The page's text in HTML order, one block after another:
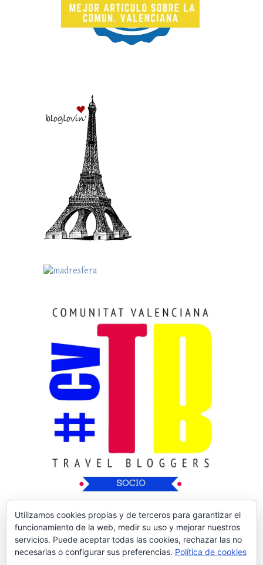
Utilizamos cookies propias y de terceros para garantizar el
funcionamiento de la web, medir su uso y mejorar nuestros
servicios. Puede aceptar todas las cookies, rechazar las no
necesarias o configurar sus preferencias. Política de cookies